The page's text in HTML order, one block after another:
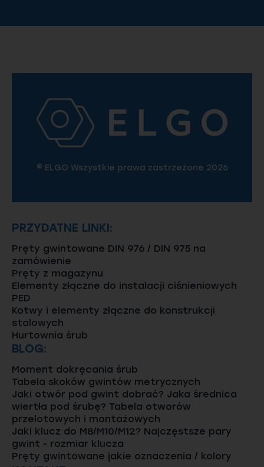
© ELGO Wszystkie prawa zastrzeżone 2026
PRZYDATNE LINKI:
Pręty gwintowane DIN 976 / DIN 975 na
zamówienie
Pręty z magazynu
Elementy złączne do instalacji ciśnieniowych
PED
Kotwy i elementy złączne do konstrukcji
stalowych
Hurtownia śrub
BLOG:
Moment dokręcania śrub
Tabela skoków gwintów metrycznych
Jaki otwór pod gwint dobrać? Jaka średnica
wiertła pod śrubę? Tabela otworów
przelotowych i montażowych
Jaki klucz do M8/M10/M12? Najczęstsze pary
gwint - rozmiar klucza
Pręty gwintowane jakie oznaczenia / kolory